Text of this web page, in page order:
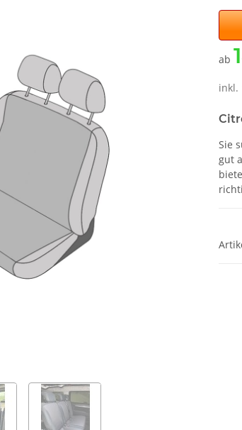
ab
inkl.
Sie
gut